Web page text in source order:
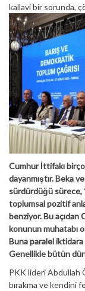
kallavi bir sorunda,
Cumhur İttifakı
dayanmıştır. Beka
sürdürdüğü sürece,
toplumsal pozitif
benziyor. Bu açıdan
konunun muhatabı
Buna paralel iktidara
Genellikle bütün
PKK lideri Abdullah
bırakma ve kendini